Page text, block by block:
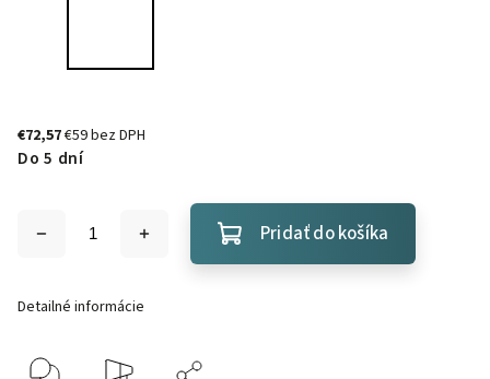
€72,57€59 bez DPH
Do 5 dní
Pridať do košíka
Detailné informácie